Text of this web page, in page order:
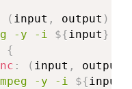
google/zx/
...args =>
{
;
v
args ) ;
( input , output )
-y -i ${input}
{
: ( input , output
-y -i ${input